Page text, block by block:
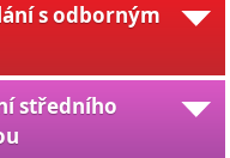
s odborným
středního